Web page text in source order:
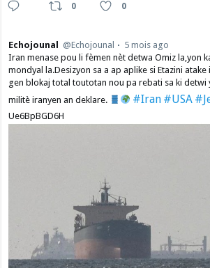
0 0
Echojounal @Echojounal
5 mois ago
Iran menase pou li fèmen nèt detwa Omiz la,yon
mondyal la.Desizyon sa a ap aplike si Etazini atake
gen blokaj total toutotan nou pa rebati sa ki detwi
militè iranyen an deklare.
#Iran #USA
Ue6BpBGD6H